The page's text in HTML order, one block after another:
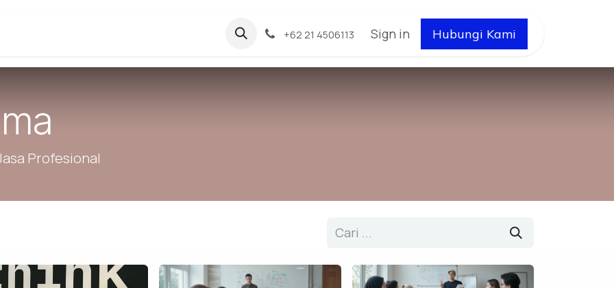
+62 21 4506113 Sign in Hubungi Kami
Profesional